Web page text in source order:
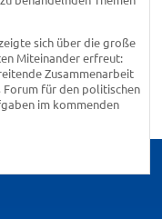
sich über die große
Miteinander erfreut:
Zusammenarbeit
Forum für den politischen
im kommenden